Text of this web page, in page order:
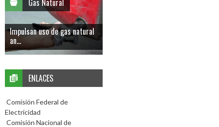
Gas Natural
Impulsan uso de gas natural
an...
ENLACES
Comisión Federal de
Electricidad
Comisión Nacional de